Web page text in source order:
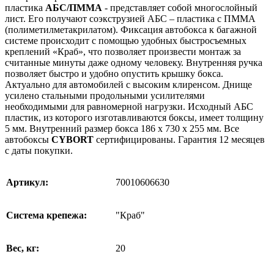
пластика АБС/ПММА - представляет собой многослойный
лист. Его получают соэкструзией АБС – пластика с ПММА
(полиметилметакрилатом). Фиксация автобокса к багажной
системе происходит с помощью удобных быстросъемных
креплений «Краб», что позволяет произвести монтаж за
считанные минуты даже одному человеку. Внутренняя ручка
позволяет быстро и удобно опустить крышку бокса.
Актуально для автомобилей с высоким клиренсом. Днище
усилено стальными продольными усилителями
необходимыми для равномерной нагрузки. Исходный АБС
пластик, из которого изготавливаются боксы, имеет толщину
5 мм. Внутренний размер бокса 186 x 730 x 255 мм. Все
автобоксы CYBORT сертифицированы. Гарантия 12 месяцев
с даты покупки.
Артикул: 70010606630
Система крепежа: "Краб"
Вес, кг: 20